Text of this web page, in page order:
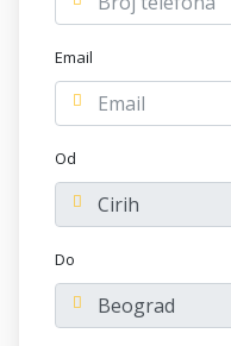
Email
Od
Do